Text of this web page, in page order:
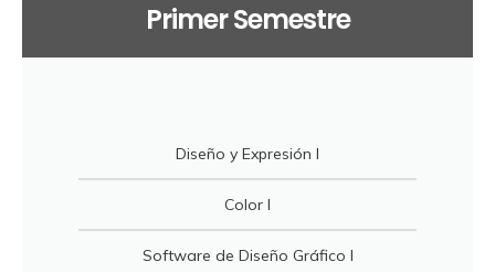
Primer Semestre
Diseño y Expresión I
Color I
Software de Diseño Gráfico I